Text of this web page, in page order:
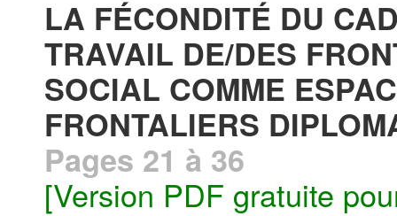
LA FÉCONDITÉ DU
TRAVAIL DE/DES
SOCIAL COMME
FRONTALIERS
Pages 21 à 36
[Version PDF gratuite